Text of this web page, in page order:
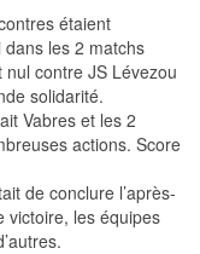
étaient
les 2 matchs
nul contre JS Lévezou
solidarité.
Vabres et les 2
actions. Score
de conclure l’après-
victoire, les équipes